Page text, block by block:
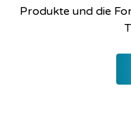
Produkte und die